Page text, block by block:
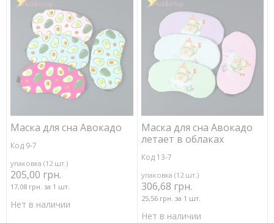
Маска для сна Авокадо
Код 9-7
упаковка (12 шт.)
205,00 грн.
17,08 грн. за 1 шт.
Нет в наличии
Маска для сна Авокадо
летает в облаках
Код 13-7
упаковка (12 шт.)
306,68 грн.
25,56 грн. за 1 шт.
Нет в наличии